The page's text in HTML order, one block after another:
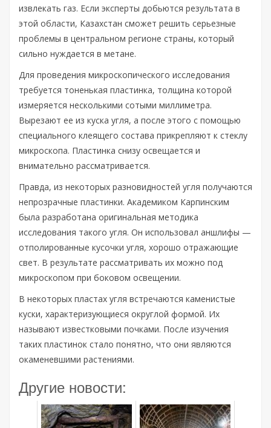
извлекать газ. Если эксперты добьются результата в
этой области, Казахстан сможет решить серьезные
проблемы в центральном регионе страны, который
сильно нуждается в метане.
Для проведения микроскопического исследования
требуется тоненькая пластинка, толщина которой
измеряется несколькими сотыми миллиметра.
Вырезают ее из куска угля, а после этого с помощью
специального клеящего состава прикрепляют к стеклу
микроскопа. Пластинка снизу освещается и
внимательно рассматривается.
Правда, из некоторых разновидностей угля получаются
непрозрачные пластинки. Академиком Карпинским
была разработана оригинальная методика
исследования такого угля. Он использовал аншлифы —
отполированные кусочки угля, хорошо отражающие
свет. В результате рассматривать их можно под
микроскопом при боковом освещении.
В некоторых пластах угля встречаются каменистые
куски, характеризующиеся округлой формой. Их
называют известковыми почками. После изучения
таких пластинок стало понятно, что они являются
окаменевшими растениями.
Другие новости: